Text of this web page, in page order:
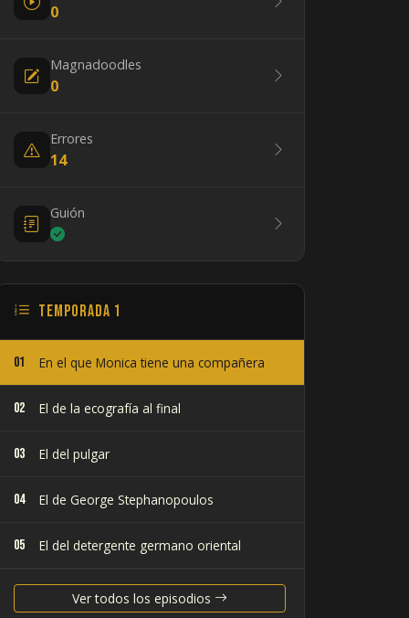
0
Magnadoodles
0
Errores
14
Guión
Temporada 1
01 En el que Monica tiene una compañera
02 El de la ecografía al final
03 El del pulgar
04 El de George Stephanopoulos
05 El del detergente germano oriental
06 El del culoVer todos los episodios